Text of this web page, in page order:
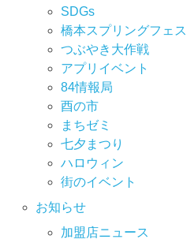
SDGs
橋本スプリングフェス
つぶやき大作戦
アプリイベント
84情報局
酉の市
まちゼミ
七⼣まつり
ハロウィン
街のイベント
お知らせ
加盟店ニュース